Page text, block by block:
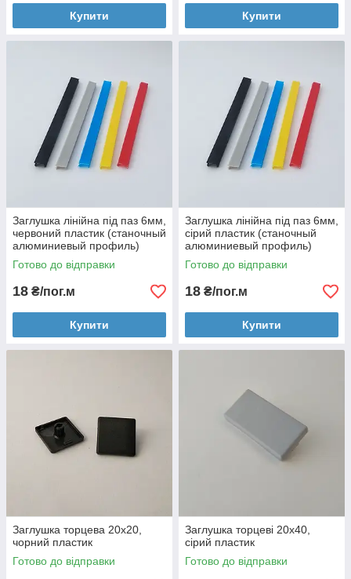
Купити Купити
Заглушка лінійна під паз 6мм,
червоний пластик (станочный
алюминиевый профиль)
Готово до відправки
18 ₴/пог.м
Купити
Заглушка лінійна під паз 6мм,
сірий пластик (станочный
алюминиевый профиль)
Готово до відправки
18 ₴/пог.м
Купити
Заглушка торцева 20х20,
чорний пластик
Готово до відправки
Заглушка торцеві 20х40,
сірий пластик
Готово до відправки